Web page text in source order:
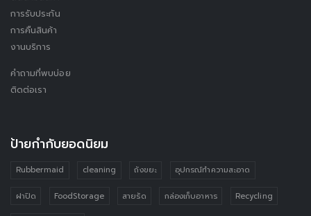
การรับประกัน
การคืนสินค้า
งานบริการ
คำถามที่พบบ่อย
ติดต่อเรา
ป้ายกำกับยอดนิยม
Rubbermaid cleaning ถังขยะ อุปกรณ์ทำความสะอาด
ฝาปิด FoodStorage สายรัด กล่องเก็บอาหาร Recycling